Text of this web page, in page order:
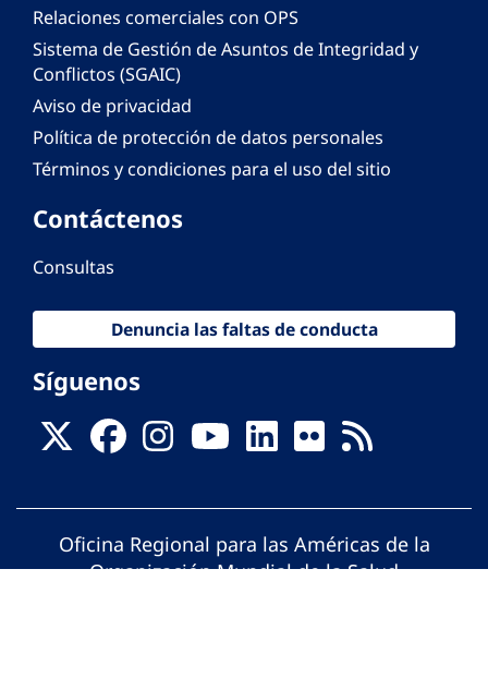
Relaciones comerciales con OPS
Sistema de Gestión de Asuntos de Integridad y
Conflictos (SGAIC)
Aviso de privacidad
Política de protección de datos personales
Términos y condiciones para el uso del sitio
Contáctenos
Consultas
Denuncia las faltas de conducta
Síguenos
Oficina Regional para las Américas de la
Organización Mundial de la Salud